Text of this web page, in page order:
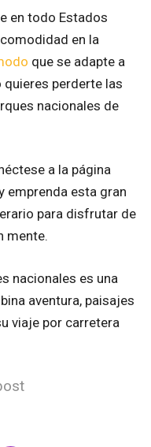
en todo Estados
en la
que se adapte a
perderte las
nacionales de
a la página
emprenda esta gran
para disfrutar de
mente.
nacionales es una
aventura, paisajes
viaje por carretera